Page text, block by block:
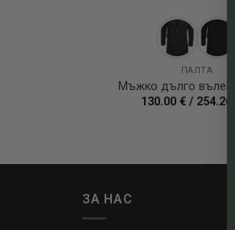
ПАЛТА
Мъжко дълго вълено
130.00 € / 254.26
ЗА НАС